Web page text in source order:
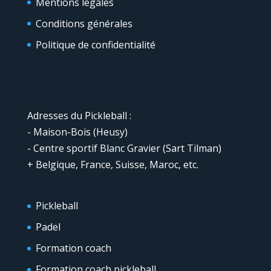
Conditions générales
Politique de confidentialité
Adresses du Pickleball :
- Maison-Bois (Heusy)
- Centre sportif Blanc Gravier (Sart Tilman)
+ Belgique, France, Suisse, Maroc, etc.
Pickleball
Padel
Formation coach